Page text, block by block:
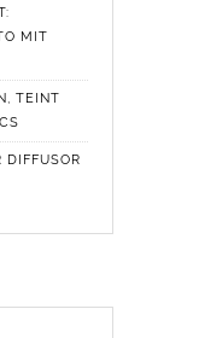
MIT
TEINT
DIFFUSOR